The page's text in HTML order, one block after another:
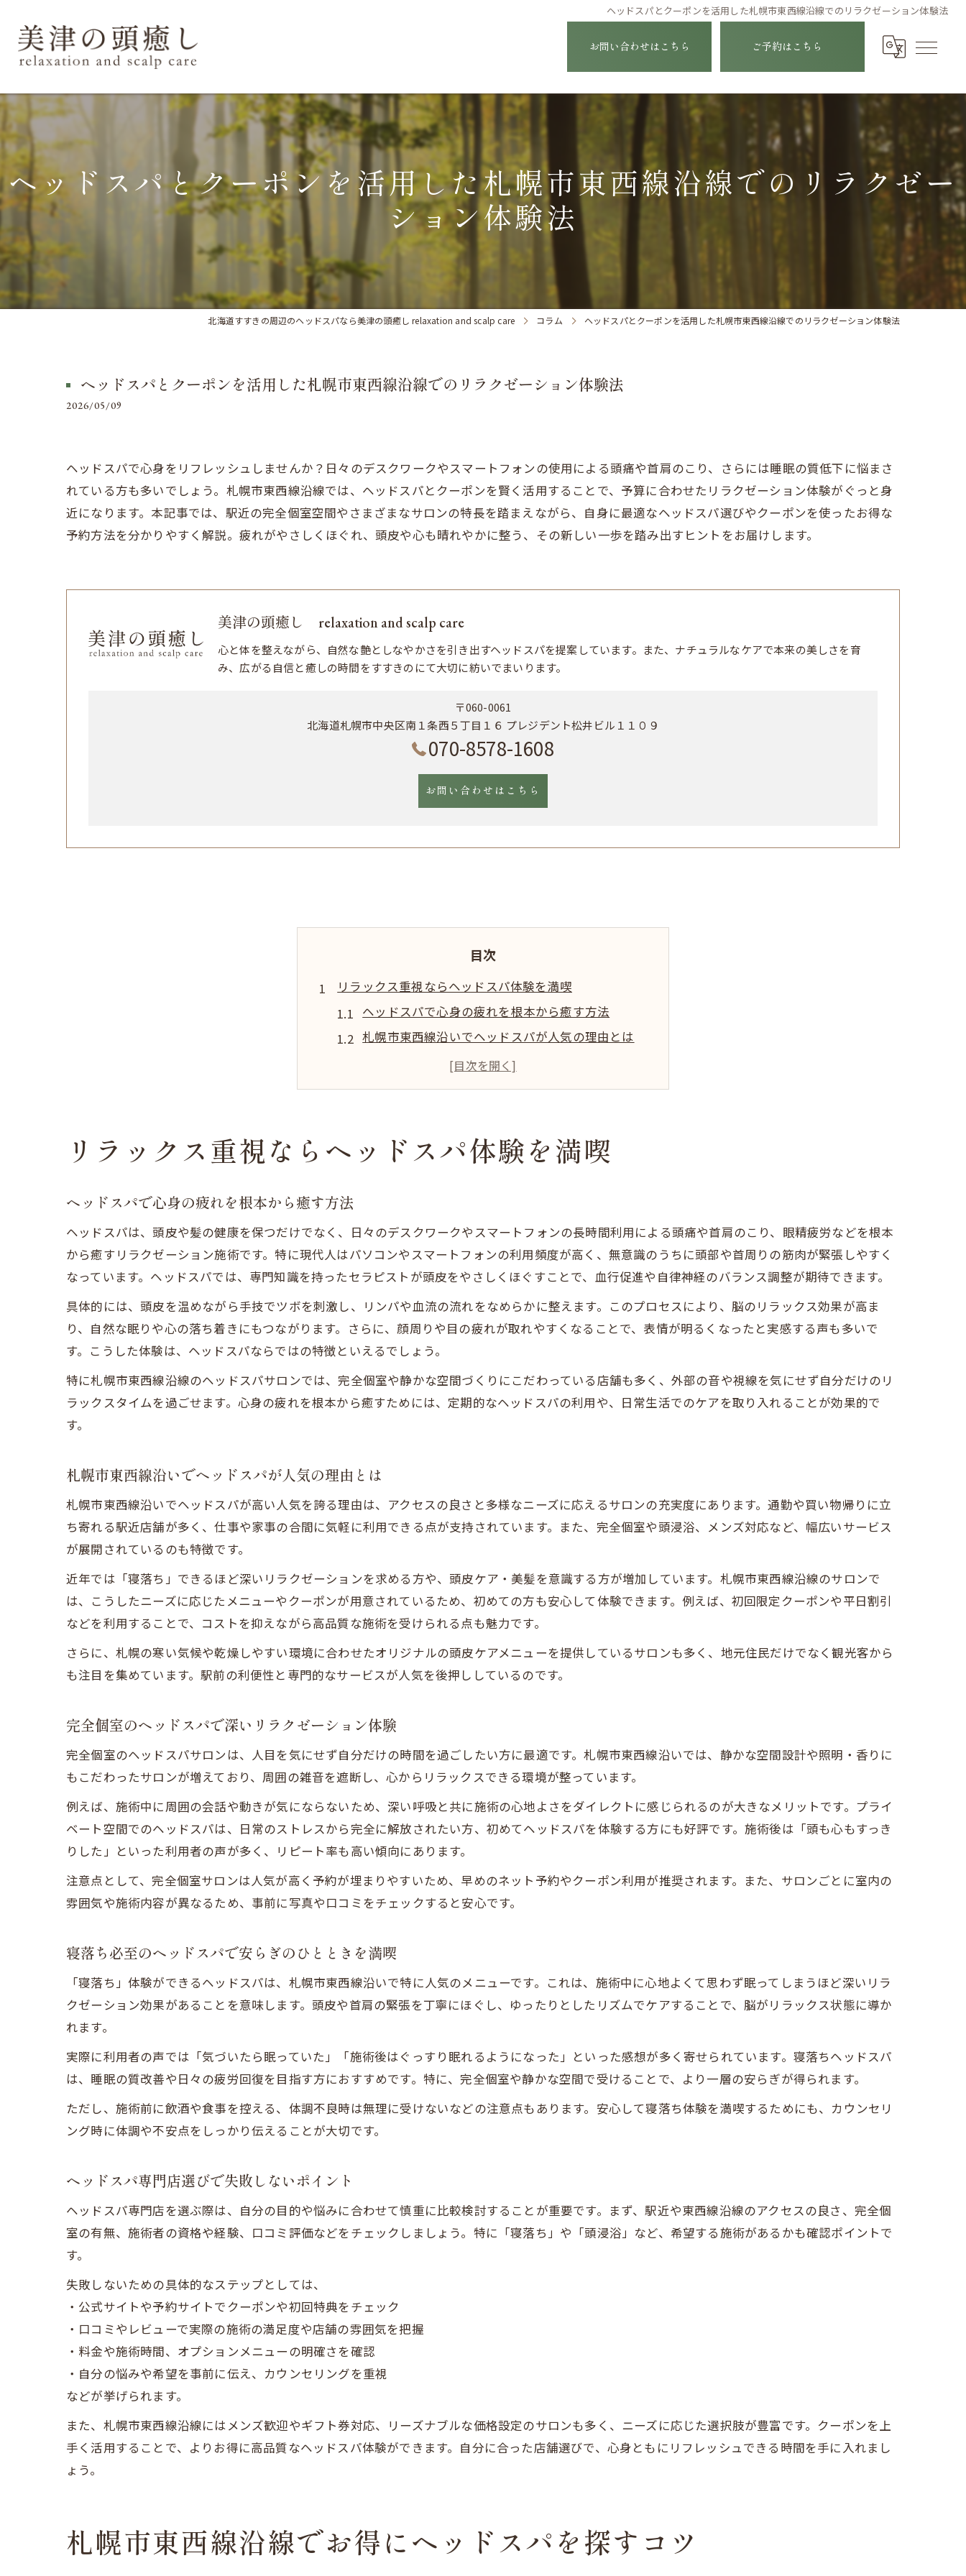
ヘッドスパとクーポンを活用した札幌市東西線沿線でのリラクゼーション体験法
お問い合わせはこちら ご予約はこちら
ヘッドスパとクーポンを活用した札幌市東西線沿線でのリラクゼー
ション体験法
北海道すすきの周辺のヘッドスパなら美津の頭癒し relaxation and scalp care コラム ヘッドスパとクーポンを活用した札幌市東西線沿線でのリラクゼーション体験法
ヘッドスパとクーポンを活用した札幌市東西線沿線でのリラクゼーション体験法
2026/05/09
ヘッドスパで心身をリフレッシュしませんか？日々のデスクワークやスマートフォンの使用による頭痛や首肩のこり、さらには睡眠の質低下に悩まさ
れている方も多いでしょう。札幌市東西線沿線では、ヘッドスパとクーポンを賢く活用することで、予算に合わせたリラクゼーション体験がぐっと身
近になります。本記事では、駅近の完全個室空間やさまざまなサロンの特長を踏まえながら、自身に最適なヘッドスパ選びやクーポンを使ったお得な
予約方法を分かりやすく解説。疲れがやさしくほぐれ、頭皮や心も晴れやかに整う、その新しい一歩を踏み出すヒントをお届けします。
美津の頭癒し relaxation and scalp care
心と体を整えながら、自然な艶としなやかさを引き出すヘッドスパを提案しています。また、ナチュラルなケアで本来の美しさを育
み、広がる自信と癒しの時間をすすきのにて大切に紡いでまいります。
〒060-0061
北海道札幌市中央区南１条西５丁目１６ プレジデント松井ビル１１０９
070-8578-1608
お問い合わせはこちら
目次
リラックス重視ならヘッドスパ体験を満喫
ヘッドスパで心身の疲れを根本から癒す方法
札幌市東西線沿いでヘッドスパが人気の理由とは
完全個室のヘッドスパで深いリラクゼーション体験
寝落ち必至のヘッドスパで安らぎのひとときを満喫
札幌市東西線沿線でお得にヘッドスパを探すコツ
クーポン活用でヘッドスパを賢く予約する秘訣
徹底比較！ヘッドスパの値段とサービスの違い
ギフト券やペア利用でお得に楽しむヘッドスパ
クーポン活用のヘッドスパ予約術で賢く癒し時間
初回限定クーポンでヘッドスパの魅力を体感
当日予約で気軽にヘッドスパを楽しむコツ
リピート割や特典を活用したヘッドスパ予約術
メンズも通いやすいヘッドスパの選び方
口コミで話題の寝落ち体験ができるヘッドスパ
ヘッドスパで頭痛や首肩こりの悩み軽減を目指す
ヘッドスパで頭痛改善へ導く施術の特徴
頭皮ケアと血行促進で不調を根本からケア
眼精疲労も癒すヘッドスパの実力を紹介
ヘッドスパ専門店と総合サロンの違いを知る
口コミや評価を参考に自分に合うヘッドスパ選び
札幌市東西線沿線で駅近のヘッドスパを探すコツ
リラックス重視ならヘッドスパ体験を満喫
ヘッドスパで心身の疲れを根本から癒す方法
ヘッドスパは、頭皮や髪の健康を保つだけでなく、日々のデスクワークやスマートフォンの長時間利用による頭痛や首肩のこり、眼精疲労などを根本
から癒すリラクゼーション施術です。特に現代人はパソコンやスマートフォンの利用頻度が高く、無意識のうちに頭部や首周りの筋肉が緊張しやすく
なっています。ヘッドスパでは、専門知識を持ったセラピストが頭皮をやさしくほぐすことで、血行促進や自律神経のバランス調整が期待できます。
具体的には、頭皮を温めながら手技でツボを刺激し、リンパや血流の流れをなめらかに整えます。このプロセスにより、脳のリラックス効果が高ま
り、自然な眠りや心の落ち着きにもつながります。さらに、顔周りや目の疲れが取れやすくなることで、表情が明るくなったと実感する声も多いで
す。こうした体験は、ヘッドスパならではの特徴といえるでしょう。
特に札幌市東西線沿線のヘッドスパサロンでは、完全個室や静かな空間づくりにこだわっている店舗も多く、外部の音や視線を気にせず自分だけのリ
ラックスタイムを過ごせます。心身の疲れを根本から癒すためには、定期的なヘッドスパの利用や、日常生活でのケアを取り入れることが効果的で
す。
札幌市東西線沿いでヘッドスパが人気の理由とは
札幌市東西線沿いでヘッドスパが高い人気を誇る理由は、アクセスの良さと多様なニーズに応えるサロンの充実度にあります。通勤や買い物帰りに立
ち寄れる駅近店舗が多く、仕事や家事の合間に気軽に利用できる点が支持されています。また、完全個室や頭浸浴、メンズ対応など、幅広いサービス
が展開されているのも特徴です。
近年では「寝落ち」できるほど深いリラクゼーションを求める方や、頭皮ケア・美髪を意識する方が増加しています。札幌市東西線沿線のサロンで
は、こうしたニーズに応じたメニューやクーポンが用意されているため、初めての方も安心して体験できます。例えば、初回限定クーポンや平日割引
などを利用することで、コストを抑えながら高品質な施術を受けられる点も魅力です。
さらに、札幌の寒い気候や乾燥しやすい環境に合わせたオリジナルの頭皮ケアメニューを提供しているサロンも多く、地元住民だけでなく観光客から
も注目を集めています。駅前の利便性と専門的なサービスが人気を後押ししているのです。
完全個室のヘッドスパで深いリラクゼーション体験
完全個室のヘッドスパサロンは、人目を気にせず自分だけの時間を過ごしたい方に最適です。札幌市東西線沿いでは、静かな空間設計や照明・香りに
もこだわったサロンが増えており、周囲の雑音を遮断し、心からリラックスできる環境が整っています。
例えば、施術中に周囲の会話や動きが気にならないため、深い呼吸と共に施術の心地よさをダイレクトに感じられるのが大きなメリットです。プライ
ベート空間でのヘッドスパは、日常のストレスから完全に解放されたい方、初めてヘッドスパを体験する方にも好評です。施術後は「頭も心もすっき
りした」といった利用者の声が多く、リピート率も高い傾向にあります。
注意点として、完全個室サロンは人気が高く予約が埋まりやすいため、早めのネット予約やクーポン利用が推奨されます。また、サロンごとに室内の
雰囲気や施術内容が異なるため、事前に写真や口コミをチェックすると安心です。
寝落ち必至のヘッドスパで安らぎのひとときを満喫
「寝落ち」体験ができるヘッドスパは、札幌市東西線沿いで特に人気のメニューです。これは、施術中に心地よくて思わず眠ってしまうほど深いリラ
クゼーション効果があることを意味します。頭皮や首肩の緊張を丁寧にほぐし、ゆったりとしたリズムでケアすることで、脳がリラックス状態に導か
れます。
実際に利用者の声では「気づいたら眠っていた」「施術後はぐっすり眠れるようになった」といった感想が多く寄せられています。寝落ちヘッドスパ
は、睡眠の質改善や日々の疲労回復を目指す方におすすめです。特に、完全個室や静かな空間で受けることで、より一層の安らぎが得られます。
ただし、施術前に飲酒や食事を控える、体調不良時は無理に受けないなどの注意点もあります。安心して寝落ち体験を満喫するためにも、カウンセリ
ング時に体調や不安点をしっかり伝えることが大切です。
ヘッドスパ専門店選びで失敗しないポイント
ヘッドスパ専門店を選ぶ際は、自分の目的や悩みに合わせて慎重に比較検討することが重要です。まず、駅近や東西線沿線のアクセスの良さ、完全個
室の有無、施術者の資格や経験、口コミ評価などをチェックしましょう。特に「寝落ち」や「頭浸浴」など、希望する施術があるかも確認ポイントで
す。
失敗しないための具体的なステップとしては、
・公式サイトや予約サイトでクーポンや初回特典をチェック
・口コミやレビューで実際の施術の満足度や店舗の雰囲気を把握
・料金や施術時間、オプションメニューの明確さを確認
・自分の悩みや希望を事前に伝え、カウンセリングを重視
などが挙げられます。
また、札幌市東西線沿線にはメンズ歓迎やギフト券対応、リーズナブルな価格設定のサロンも多く、ニーズに応じた選択肢が豊富です。クーポンを上
手く活用することで、よりお得に高品質なヘッドスパ体験ができます。自分に合った店舗選びで、心身ともにリフレッシュできる時間を手に入れまし
ょう。
札幌市東西線沿線でお得にヘッドスパを探すコツ
ご予約はこちら
ご予約はこちら